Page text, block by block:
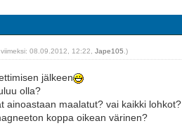
viimeksi: 08.09.2012, 12:22,Jape105 .)
jälkeen
olla?
ainoastaan maalatut? vai kaikki lohkot?
koppa oikean värinen?